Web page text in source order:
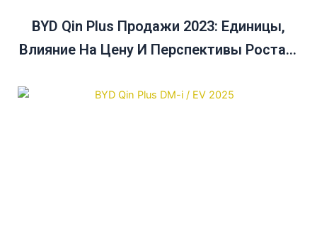
BYD Qin Plus Продажи 2023: Единицы,
Влияние На Цену И Перспективы Роста В